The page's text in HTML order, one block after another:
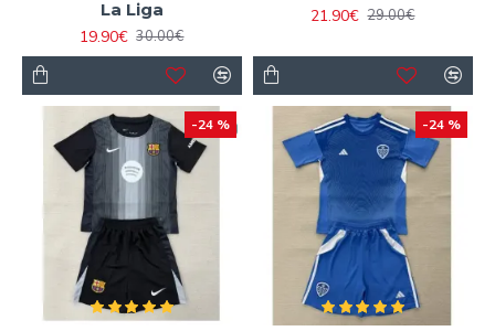
La Liga
19.90€ 30.00€
21.90€ 29.00€
-24 % -24 %